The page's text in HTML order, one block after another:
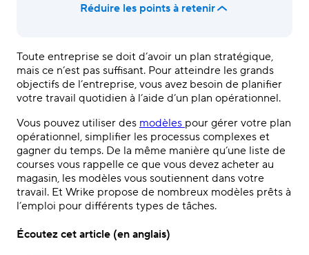
Réduire les points à retenir
Toute entreprise se doit d’avoir un plan stratégique,
mais ce n’est pas suffisant. Pour atteindre les grands
objectifs de l’entreprise, vous avez besoin de planifier
votre travail quotidien à l’aide d’un plan opérationnel.
Vous pouvez utiliser des modèles pour gérer votre plan
opérationnel, simplifier les processus complexes et
gagner du temps. De la même manière qu’une liste de
courses vous rappelle ce que vous devez acheter au
magasin, les modèles vous soutiennent dans votre
travail. Et Wrike propose de nombreux modèles prêts à
l’emploi pour différents types de tâches.
Écoutez cet article (en anglais)